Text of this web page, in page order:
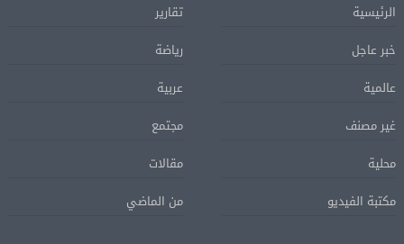
الرئيسية
تقارير
خبر عاجل
رياضة
عالمية
عربية
غير مصنف
مجتمع
محلية
مقالات
مكتبة الفيديو
من الماضي